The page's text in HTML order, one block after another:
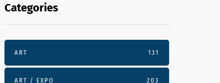
Categories
ART 131
ART / EXPO 203